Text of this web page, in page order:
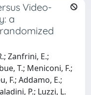
Video-
a
Zanfrini, E.;
T.; Meniconi, F.;
F.; Addamo, E.;
P.; Luzzi, L.